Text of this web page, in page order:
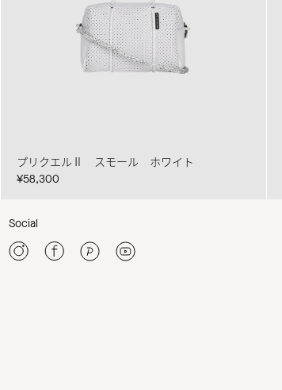
プリクエルⅡ スモール ホワイト
¥58,300
Social